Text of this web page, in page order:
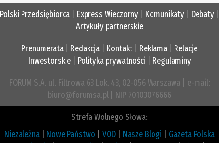
Polski Przedsiębiorca Express Wieczorny Komunikaty Debaty
Artykuły partnerskie
Prenumerata Redakcja Kontakt Reklama
Relacje
Inwestorskie| Polityka prywatności Regulaminy
FORUM S.A. ul. Filtrowa 63 Lok. 43, 02-056 Warszawa | e-mail:
biuro@forumsa.pl | NIP 70103076666
Strefa Wolnego Słowa:
Niezależna
Nowe Państwo VOD Nasze Blogi
Gazeta Polska